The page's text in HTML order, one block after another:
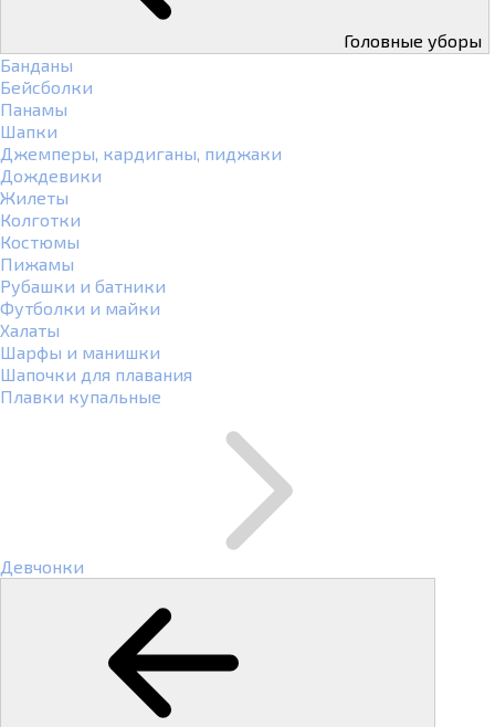
Головные уборы
Банданы
Бейсболки
Панамы
Шапки
Джемперы, кардиганы, пиджаки
Дождевики
Жилеты
Колготки
Костюмы
Пижамы
Рубашки и батники
Футболки и майки
Халаты
Шарфы и манишки
Шапочки для плавания
Плавки купальные
Девчонки